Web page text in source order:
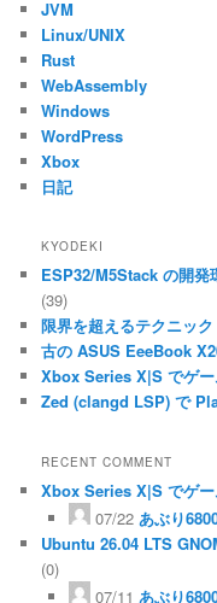
JVM
Linux/UNIX
Rust
WebAssembly
Windows
WordPress
Xbox
日記
KYODEKI
ESP32/M5Stack の開
(39)
限界を超えるテクニック
古の ASUS EeeBook
Xbox Series X|S でゲ
Zed (clangd LSP) で
RECENT COMMENT
Xbox Series X|S でゲ
07/22 あぶり
Ubuntu 26.04 LTS
(0)
07/11 あぶり